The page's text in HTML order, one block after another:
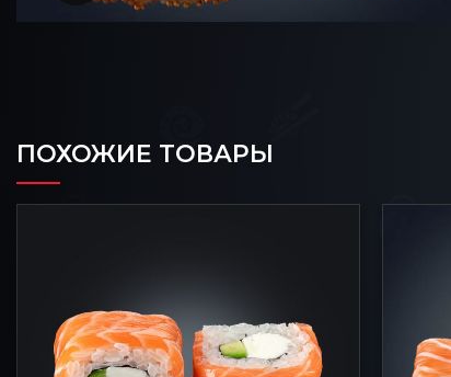
ПОХОЖИЕ ТОВАРЫ